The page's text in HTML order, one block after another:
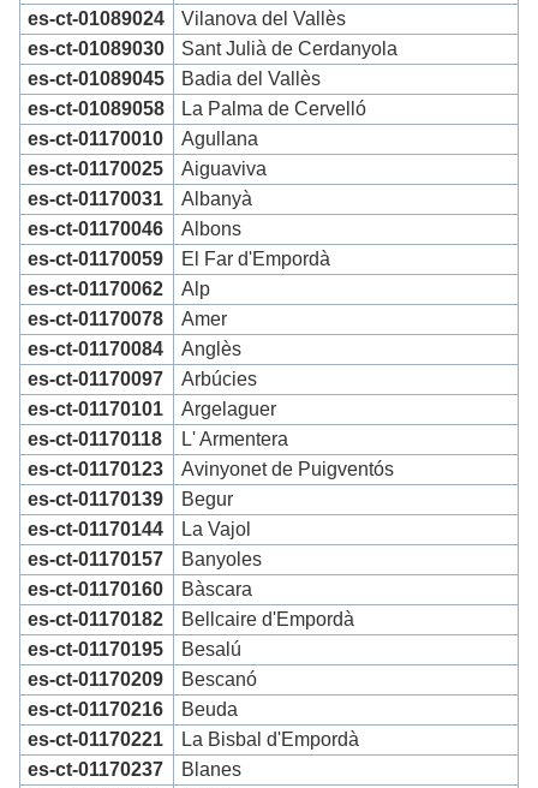
es-ct-01089024
Vilanova del Vallès
es-ct-01089030
Sant Julià de Cerdanyola
es-ct-01089045
Badia del Vallès
es-ct-01089058
La Palma de Cervelló
es-ct-01170010
Agullana
es-ct-01170025
Aiguaviva
es-ct-01170031
Albanyà
es-ct-01170046
Albons
es-ct-01170059
El Far d'Empordà
es-ct-01170062
Alp
es-ct-01170078
Amer
es-ct-01170084
Anglès
es-ct-01170097
Arbúcies
es-ct-01170101
Argelaguer
es-ct-01170118
L' Armentera
es-ct-01170123
Avinyonet de Puigventós
es-ct-01170139
Begur
es-ct-01170144
La Vajol
es-ct-01170157
Banyoles
es-ct-01170160
Bàscara
es-ct-01170182
Bellcaire d'Empordà
es-ct-01170195
Besalú
es-ct-01170209
Bescanó
es-ct-01170216
Beuda
es-ct-01170221
La Bisbal d'Empordà
es-ct-01170237
Blanes